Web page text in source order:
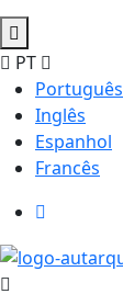
PT
Português
Inglês
Espanhol
Francês